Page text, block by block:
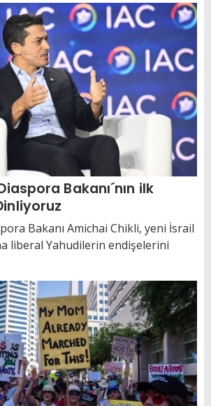
Bakanı´nın ilk
Bakanı Amichai Chikli, yeni İsrail
liberal Yahudilerin endişelerini